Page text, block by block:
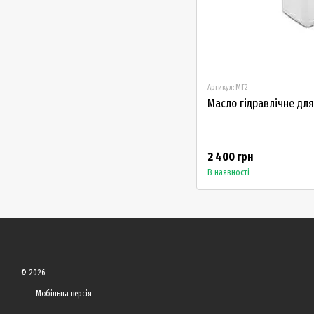
Артикул: МГ2
Масло гідравлічне
2 400 грн
В наявності
© 2026
Мобільна версія